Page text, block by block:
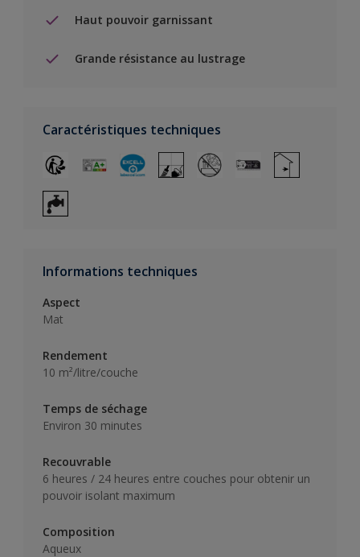
Haut pouvoir garnissant
Grande résistance au lustrage
Caractéristiques techniques
Informations techniques
Aspect
Mat
Rendement
10 m²/litre/couche
Temps de séchage
Environ 30 minutes
Recouvrable
6 heures / 24 heures entre couches pour obtenir un
pouvoir isolant maximum
Composition
Aqueux